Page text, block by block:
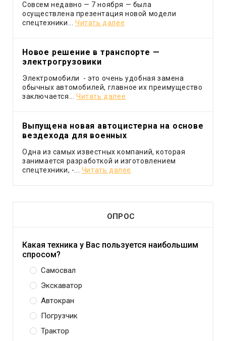
Совсем недавно — 7 ноября — была
осуществлена презентация новой модели
спецтехники... Читать далее
Новое решение в транспорте —
электрогрузовики
Электромобили - это очень удобная замена
обычных автомобилей, главное их преимущество
заключается... Читать далее
Выпущена новая автоцистерна на основе
вездехода для военных
Одна из самых известных компаний, которая
занимается разработкой и изготовлением
спецтехники, -... Читать далее
ОПРОС
Какая техника у Вас пользуется наибольшим
спросом?
Самосвал
Экскаватор
Автокран
Погрузчик
Трактор